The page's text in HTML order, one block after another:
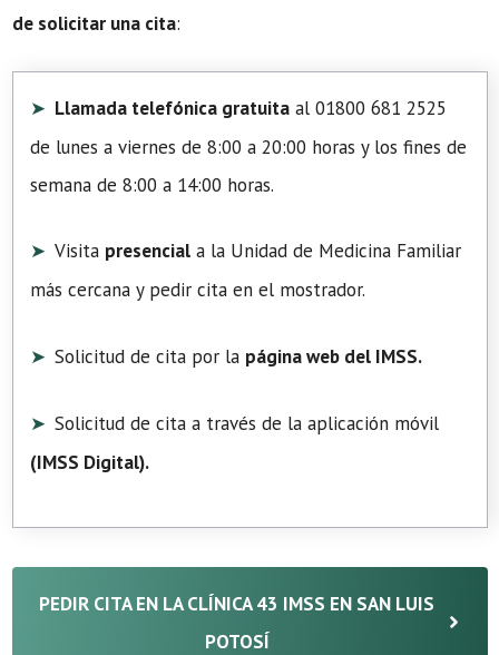
de solicitar una cita:
Llamada telefónica gratuita al 01800 681 2525
de lunes a viernes de 8:00 a 20:00 horas y los fines de
semana de 8:00 a 14:00 horas.
Visita presencial a la Unidad de Medicina Familiar
más cercana y pedir cita en el mostrador.
Solicitud de cita por la página web del IMSS.
Solicitud de cita a través de la aplicación móvil
(IMSS Digital).
PEDIR CITA EN LA CLÍNICA 43 IMSS EN SAN LUIS
POTOSÍ